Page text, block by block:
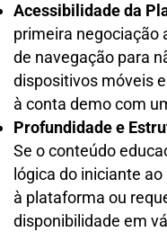
Acessibilidade da
primeira negociação
de navegação para
dispositivos móveis
à conta demo com
Profundidade e
Se o conteúdo
lógica do iniciante
à plataforma ou
disponibilidade em